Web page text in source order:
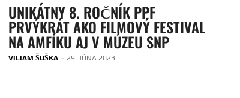
UNIKÁTNY 8. ROČNÍK PPF
PRVÝKRÁT AKO FILMOVÝ FESTIVAL
NA AMFÍKU AJ V MÚZEU SNP
VILIAM ŠUŠKA - 29. JÚNA 2023